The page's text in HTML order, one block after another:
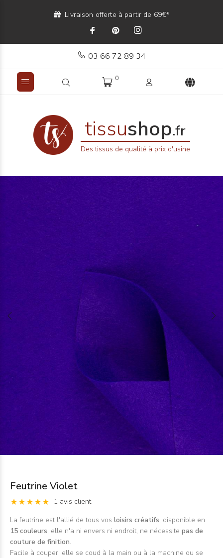
Livraison offerte à partir de 69€*
03 66 72 89 34
0
tissushop.fr
Des tissus de qualité à prix d'usine
Feutrine Violet
1 avis client
La feutrine est l'allié de tous vos loisirs créatifs, disponible en
15 couleurs, elle n'a ni envers ni endroit, ne nécessite pas de
couture de finition.
Facile à couper, elle se coud à la main ou à la machine ou se